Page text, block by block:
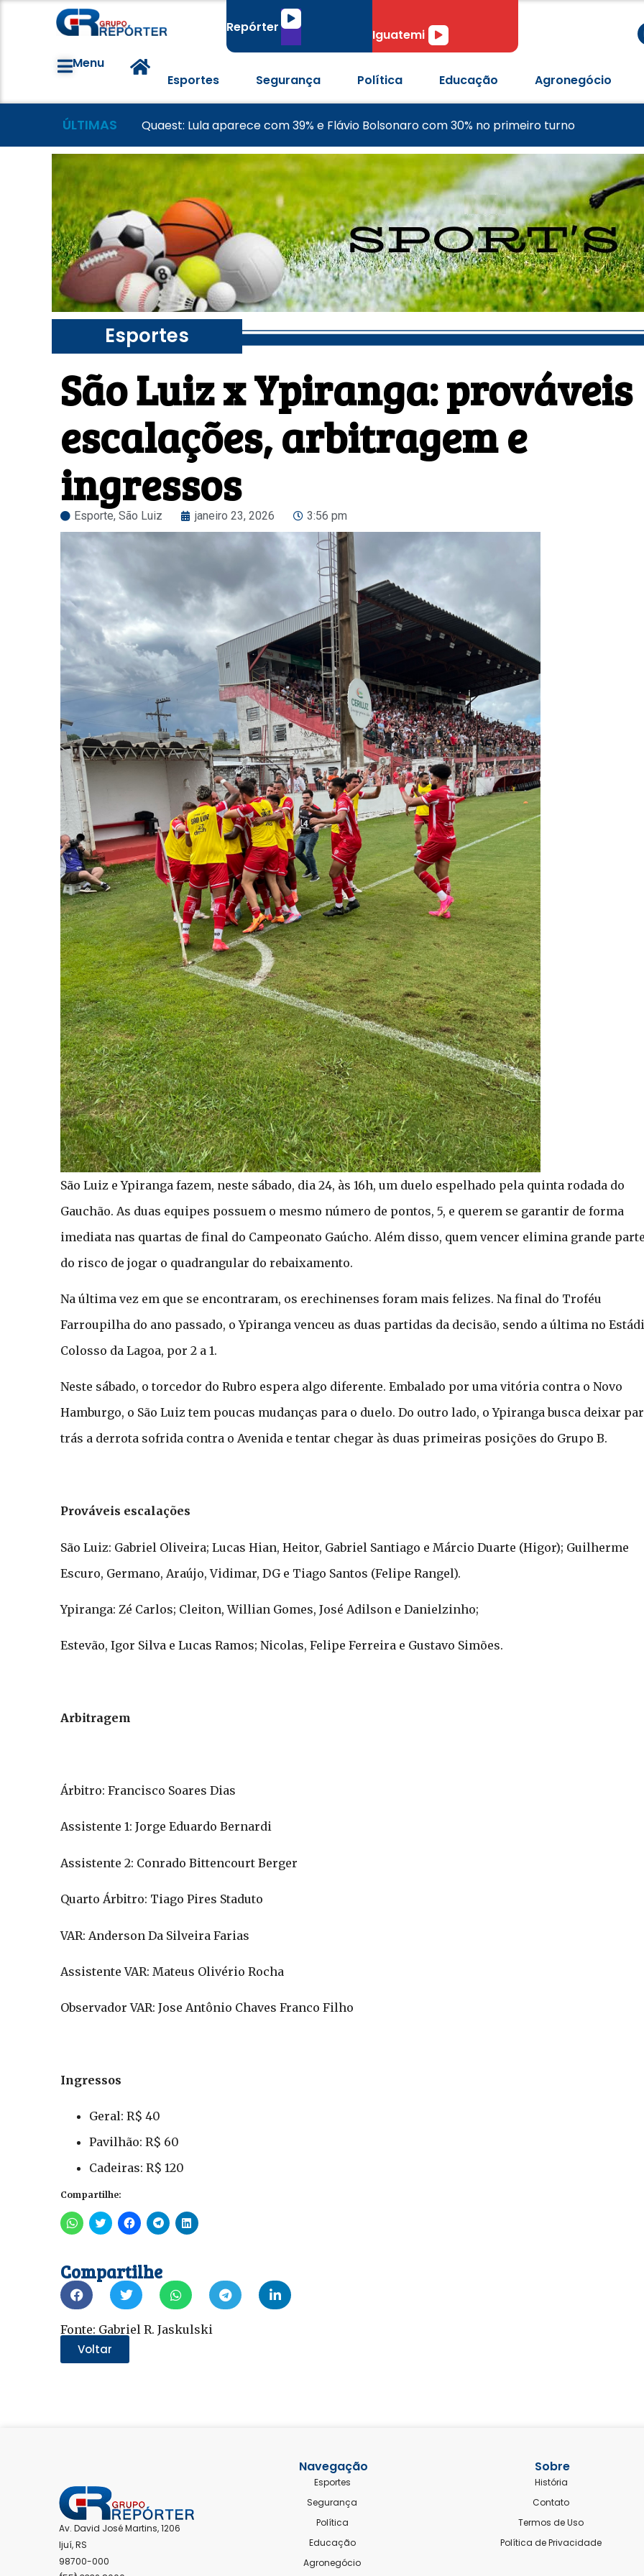
Repórter
Tocador
áudio
Iguatemi Tocador
de
Menu
Esportes
Segurança Política Educação Agronegócio
ÚLTIMAS Grêmio recebe Mirassol em busca de classificação as quartas da Copa do Brasil
Convenções partidárias terminam e eleições entram em nova etapa
Quaest: Lula aparece com 39% e Flávio Bolsonaro com 30% no primeiro turno
Esportes
São Luiz x Ypiranga: prováveis
escalações, arbitragem e
ingressos
Esporte, São Luiz janeiro 23, 2026 3:56 pm
São Luiz e Ypiranga fazem, neste sábado, dia 24, às 16h, um duelo espelhado pela quinta rodada do
Gauchão. As duas equipes possuem o mesmo número de pontos, 5, e querem se garantir de forma
imediata nas quartas de final do Campeonato Gaúcho. Além disso, quem vencer elimina grande parte
do risco de jogar o quadrangular do rebaixamento.
Na última vez em que se encontraram, os erechinenses foram mais felizes. Na final do Troféu
Farroupilha do ano passado, o Ypiranga venceu as duas partidas da decisão, sendo a última no
Colosso da Lagoa, por 2 a 1.
Neste sábado, o torcedor do Rubro espera algo diferente. Embalado por uma vitória contra o Novo
Hamburgo, o São Luiz tem poucas mudanças para o duelo. Do outro lado, o Ypiranga busca deixar
trás a derrota sofrida contra o Avenida e tentar chegar às duas primeiras posições do Grupo B.
Prováveis escalações
São Luiz: Gabriel Oliveira; Lucas Hian, Heitor, Gabriel Santiago e Márcio Duarte (Higor); Guilherme
Escuro, Germano, Araújo, Vidimar, DG e Tiago Santos (Felipe Rangel).
Ypiranga: Zé Carlos; Cleiton, Willian Gomes, José Adilson e Danielzinho;
Estevão, Igor Silva e Lucas Ramos; Nicolas, Felipe Ferreira e Gustavo Simões.
Arbitragem
Árbitro: Francisco Soares Dias
Assistente 1: Jorge Eduardo Bernardi
Assistente 2: Conrado Bittencourt Berger
Quarto Árbitro: Tiago Pires Staduto
VAR: Anderson Da Silveira Farias
Assistente VAR: Mateus Olivério Rocha
Observador VAR: Jose Antônio Chaves Franco Filho
Ingressos
Geral: R$ 40
Pavilhão: R$ 60
Cadeiras: R$ 120
Compartilhe:
Clique
para
em
nova
janela)
Clique
para
em
nova
janela)
Clique
para
em
nova
janela)
Clique
para
janela)
Clique
para
janela)
Compartilhe
Fonte: Gabriel R. Jaskulski
Voltar
Av. David José Martins, 1206
Ijuí, RS
98700-000
Navegação
Esportes
Segurança
Política
Educação
Agronegócio
Sobre
História
Contato
Termos de Uso
Política de Privacidade